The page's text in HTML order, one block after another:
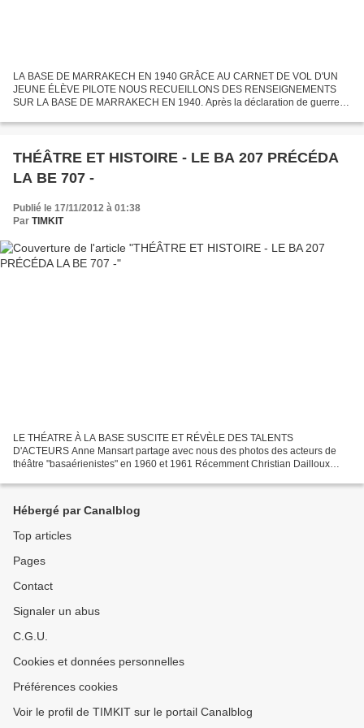
LA BASE DE MARRAKECH EN 1940 GRÂCE AU CARNET DE VOL D'UN
JEUNE ÉLÈVE PILOTE NOUS RECUEILLONS DES RENSEIGNEMENTS
SUR LA BASE DE MARRAKECH EN 1940. Après la déclaration de guerre à
a...
THÉÂTRE ET HISTOIRE - LE BA 207 PRÉCÉDA
LA BE 707 -
Publié le 17/11/2012 à 01:38
Par TIMKIT
LE THÉATRE À LA BASE SUSCITE ET RÉVÈLE DES TALENTS
D'ACTEURS Anne Mansart partage avec nous des photos des acteurs de
théâtre "basaérienistes" en 1960 et 1961 Récemment Christian Dailloux
Hébergé par Canalblog
Top articles
Pages
Contact
Signaler un abus
C.G.U.
Cookies et données personnelles
Préférences cookies
Voir le profil de TIMKIT sur le portail Canalblog